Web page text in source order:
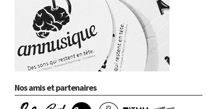
Nos amis et partenaires